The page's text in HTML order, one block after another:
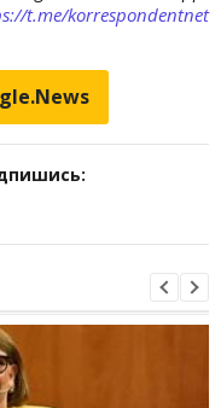
t.me/korrespondentnet